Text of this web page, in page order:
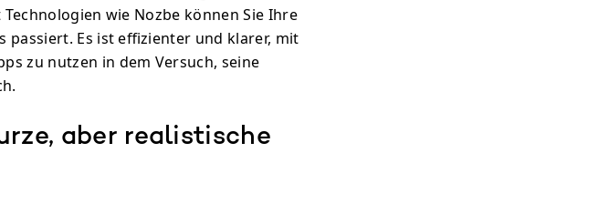
wie Nozbe können Sie Ihre
passiert. Es ist effizienter und klarer, mit
zu nutzen in dem Versuch, seine
aber realistische